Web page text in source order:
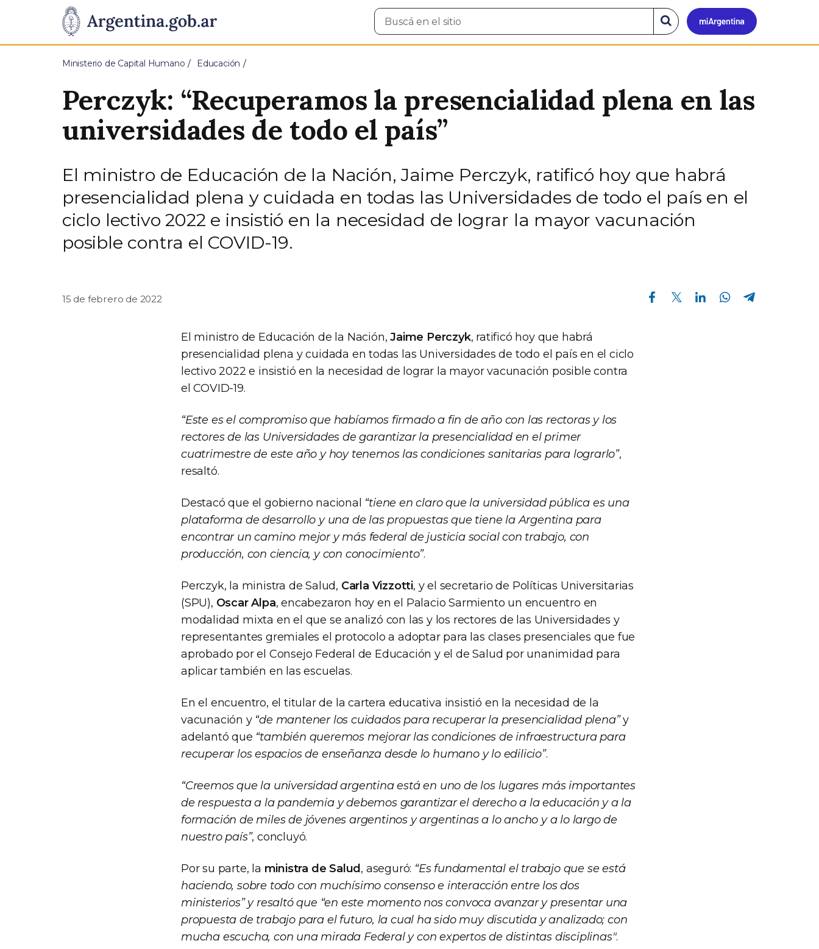
Presidencia
de
Pasar al contenido principal
Mi
Buscar
en
Buscar
en
el
Ministerio de Capital Humano Educación
Perczyk: “Recuperamos la presencialidad plena en las
universidades de todo el país”
El ministro de Educación de la Nación, Jaime Perczyk, ratificó hoy que habrá
presencialidad plena y cuidada en todas las Universidades de todo el país en el
ciclo lectivo 2022 e insistió en la necesidad de lograr la mayor vacunación
posible contra el COVID-19.
15 de febrero de 2022
Compartir en Facebook Compartir en Twitter Compartir en Linkedin Compartir en Whatsapp
El ministro de Educación de la Nación,Jaime Perczyk, ratificó hoy que habrá
presencialidad plena y cuidada en todas las Universidades de todo el país en el ciclo
lectivo 2022 e insistió en la necesidad de lograr la mayor vacunación posible contra
el COVID-19.
“Este es el compromiso que habíamos firmado a fin de año con las rectoras y los
rectores de las Universidades de garantizar la presencialidad en el primer
cuatrimestre de este año y hoy tenemos las condiciones sanitarias para lograrlo”,
resaltó.
Destacó que el gobierno nacional “tiene en claro que la universidad pública es una
plataforma de desarrollo y una de las propuestas que tiene la Argentina para
encontrar un camino mejor y más federal de justicia social con trabajo, con
producción, con ciencia, y con conocimiento”.
Perczyk, la ministra de Salud, Carla Vizzotti, y el secretario de Políticas Universitarias
(SPU), Oscar Alpa, encabezaron hoy en el Palacio Sarmiento un encuentro en
modalidad mixta en el que se analizó con las y los rectores de las Universidades y
representantes gremiales el protocolo a adoptar para las clases presenciales que fue
aprobado por el Consejo Federal de Educación y el de Salud por unanimidad para
aplicar también en las escuelas.
En el encuentro, el titular de la cartera educativa insistió en la necesidad de la
vacunación y “de mantener los cuidados para recuperar la presencialidad plena”y
adelantó que “también queremos mejorar las condiciones de infraestructura para
recuperar los espacios de enseñanza desde lo humano y lo edilicio”.
“Creemos que la universidad argentina está en uno de los lugares más importantes
de respuesta a la pandemia y debemos garantizar el derecho a la educación y a la
formación de miles de jóvenes argentinos y argentinas a lo ancho y a lo largo de
nuestro país”, concluyó.
Por su parte, la ministra de Salud , aseguró: “Es fundamental el trabajo que se está
haciendo, sobre todo con muchísimo consenso e interacción entre los dos
ministerios” y resaltó que “en este momento nos convoca avanzar y presentar una
propuesta de trabajo para el futuro, la cual ha sido muy discutida y analizado; con
mucha escucha, con una mirada Federal y con expertos de distintas disciplinas".